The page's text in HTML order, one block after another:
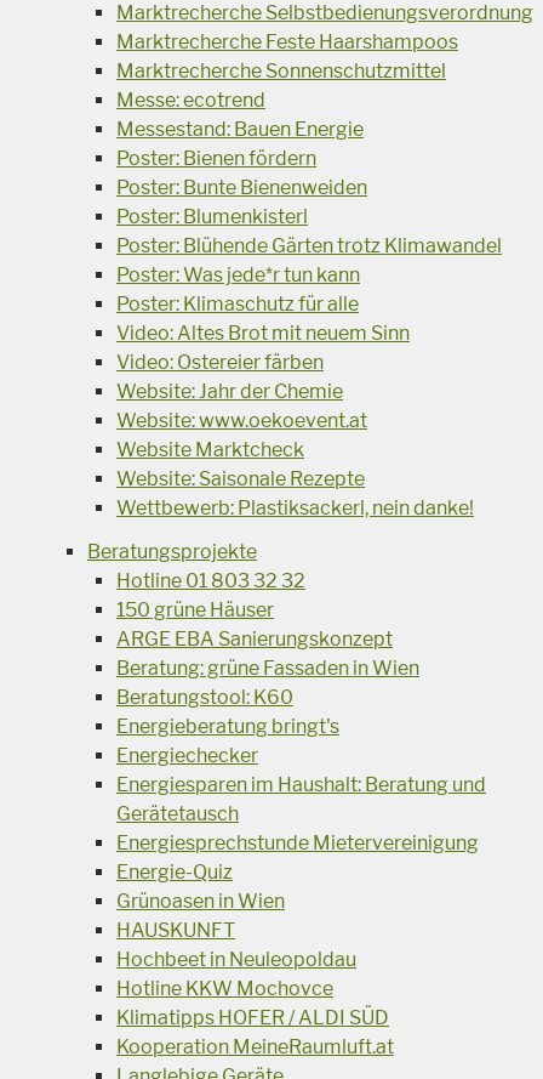
Marktrecherche Selbstbedienungsverordnung
Marktrecherche Feste Haarshampoos
Marktrecherche Sonnenschutzmittel
Messe: ecotrend
Messestand: Bauen Energie
Poster: Bienen fördern
Poster: Bunte Bienenweiden
Poster: Blumenkisterl
Poster: Blühende Gärten trotz Klimawandel
Poster: Was jede*r tun kann
Poster: Klimaschutz für alle
Video: Altes Brot mit neuem Sinn
Video: Ostereier färben
Website: Jahr der Chemie
Website: www.oekoevent.at
Website Marktcheck
Website: Saisonale Rezepte
Wettbewerb: Plastiksackerl, nein danke!
Beratungsprojekte
Hotline 01 803 32 32
150 grüne Häuser
ARGE EBA Sanierungskonzept
Beratung: grüne Fassaden in Wien
Beratungstool: K60
Energieberatung bringt's
Energiechecker
Energiesparen im Haushalt: Beratung und
Gerätetausch
Energiesprechstunde Mietervereinigung
Energie-Quiz
Grünoasen in Wien
HAUSKUNFT
Hochbeet in Neuleopoldau
Hotline KKW Mochovce
Klimatipps HOFER / ALDI SÜD
Kooperation MeineRaumluft.at